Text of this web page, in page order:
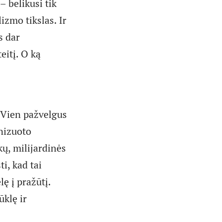
belikusi tik
tikslas. Ir
dar
O ką
pažvelgus
milijardinės
kad tai
į pražūtį.
ir